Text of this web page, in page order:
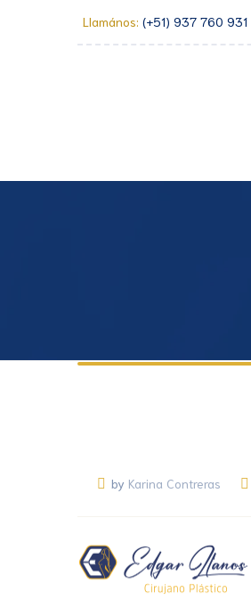
Llamános: (+51) 937 760 931
by Karina Contreras